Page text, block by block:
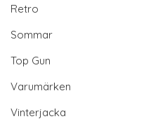
Retro
Sommar
Top Gun
Varumärken
Vinterjacka